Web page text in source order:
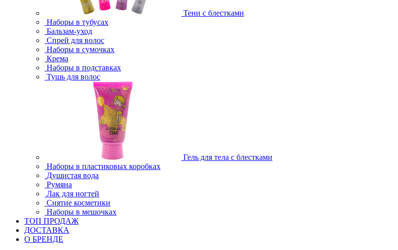
Тени с блестками
Наборы в тубусах
Бальзам-уход
Спрей для волос
Наборы в сумочках
Крема
Наборы в подставках
Тушь для волос
Гель для тела с блестками
Наборы в пластиковых коробках
Душистая вода
Румяна
Лак для ногтей
Снятие косметики
Наборы в мешочках
ТОП ПРОДАЖ
ДОСТАВКА
О БРЕНДЕ